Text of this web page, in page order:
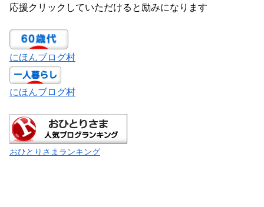
応援クリックしていただけると励みになります
にほんブログ村
にほんブログ村
おひとりさまランキング